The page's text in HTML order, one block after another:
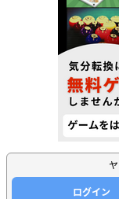
ログイン